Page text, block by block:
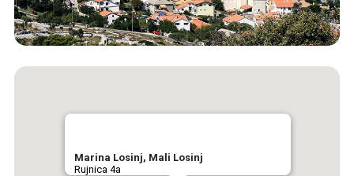
Marina Losinj, Mali Losinj
Rujnica 4a